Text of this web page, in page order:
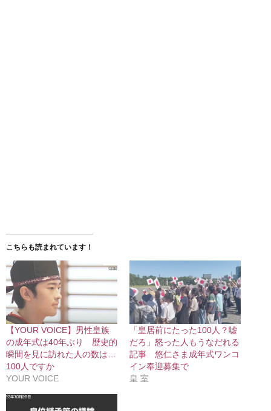
こちらも読まれています！
【YOUR VOICE】男性皇族
の成年式は40年ぶり 歴史的
瞬間を見に訪れた人の数は…
100人ですか
YOUR VOICE
「皇居前にたった100人？嘘
だろ」怒った人もうなだれる
記事 悠仁さま成年式ワンコ
イン奉迎募集で
皇 室